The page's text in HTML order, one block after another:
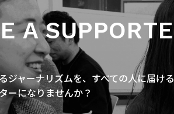
A
ジャーナリズムを、すべての人に届け
ーになりませんか？